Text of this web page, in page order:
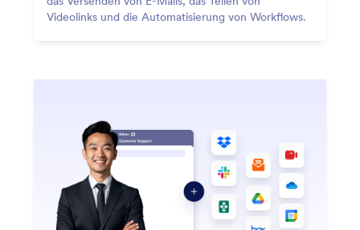
Videolinks und die Automatisierung von Workflows.